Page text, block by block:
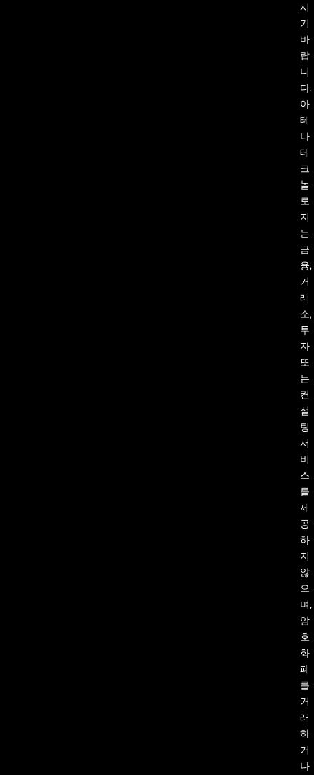
시
기
바
랍
니
다.
아
테
나
테
크
놀
로
지
는
금
융,
거
래
소,
투
자
또
는
컨
설
팅
서
비
스
를
제
공
하
지
않
으
며,
암
호
화
폐
를
거
래
하
거
나